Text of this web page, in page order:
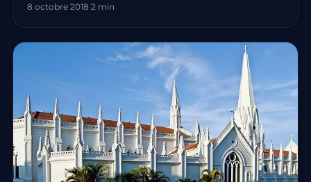
8 octobre 2018·2 min